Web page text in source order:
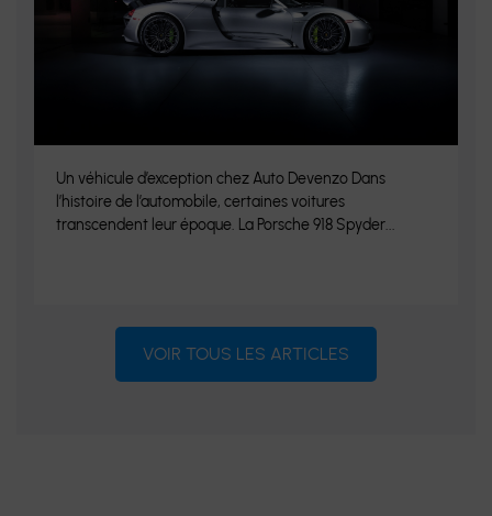
Un véhicule d’exception chez Auto Devenzo Dans
l’histoire de l’automobile, certaines voitures
transcendent leur époque. La Porsche 918 Spyder...
VOIR TOUS LES ARTICLES